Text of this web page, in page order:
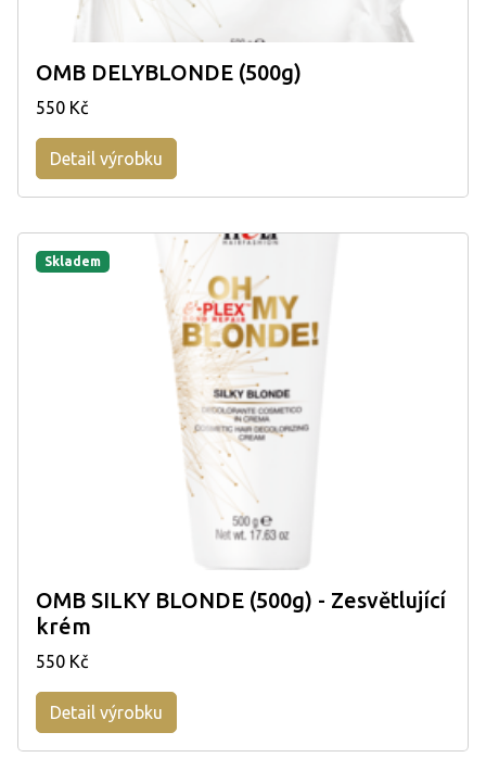
OMB DELYBLONDE (500g)
550 Kč
Detail výrobku
Skladem
OMB SILKY BLONDE (500g) - Zesvětlující
krém
550 Kč
Detail výrobku